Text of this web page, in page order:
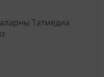
Татмедиа